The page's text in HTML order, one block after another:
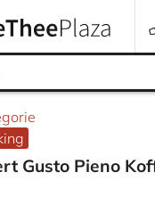
Koffie
Gusto Pieno